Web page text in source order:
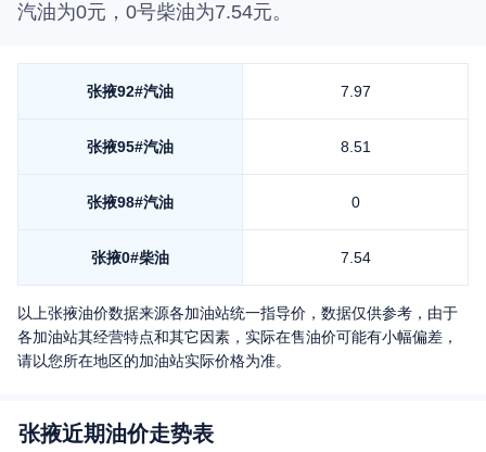
汽油为0元，0号柴油为7.54元。
张掖92#汽油 7.97
张掖95#汽油 8.51
张掖98#汽油 0
张掖0#柴油 7.54
以上张掖油价数据来源各加油站统一指导价，数据仅供参考，由于
各加油站其经营特点和其它因素，实际在售油价可能有小幅偏差，
请以您所在地区的加油站实际价格为准。
张掖近期油价走势表